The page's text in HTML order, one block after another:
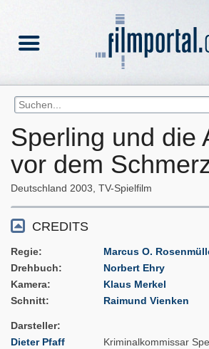
Sperling und die
vor dem
Deutschland 2003 TV-Spielfilm
CREDITS
Regie
Marcus O.
Drehbuch
Norbert Ehry
Kamera
Klaus Merkel
Schnitt
Raimund Vienken
Darsteller
Dieter Pfaff
Kriminalkommissar